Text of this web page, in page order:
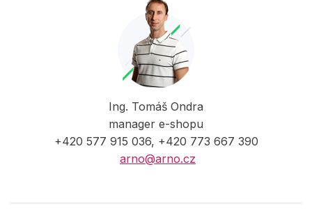
Ing. Tomáš Ondra
manager e-shopu
+420 577 915 036, +420 773 667 390
arno@arno.cz